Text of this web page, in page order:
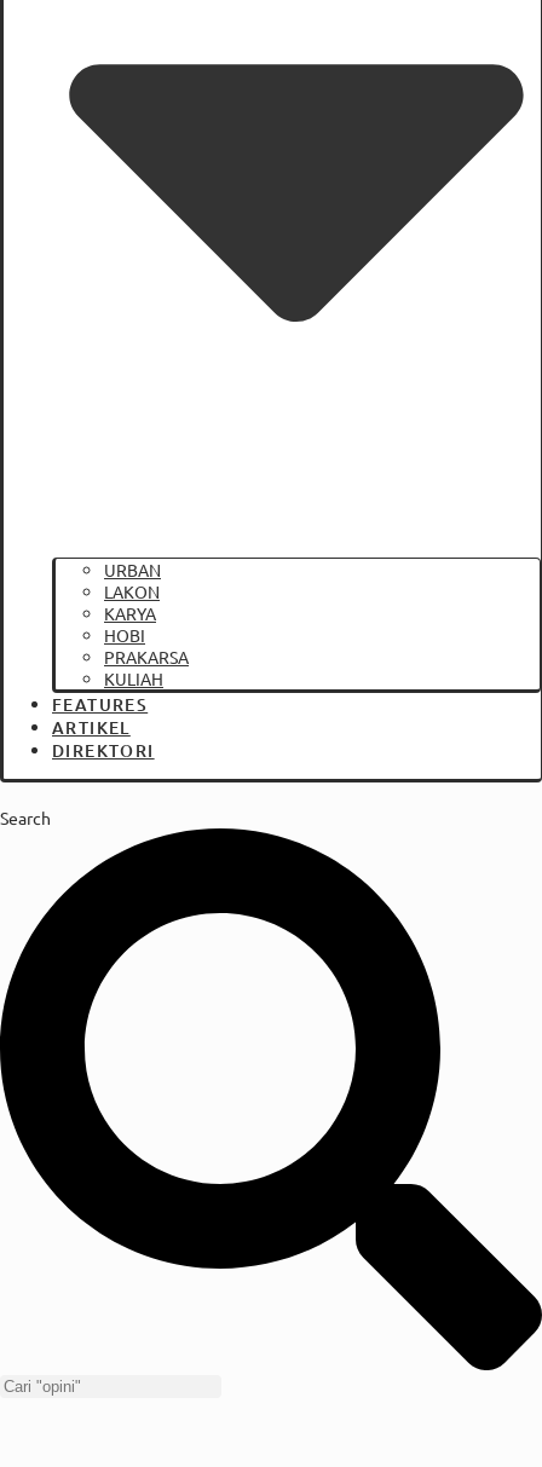
URBAN
LAKON
KARYA
HOBI
PRAKARSA
KULIAH
FEATURES
ARTIKEL
DIREKTORI
Search